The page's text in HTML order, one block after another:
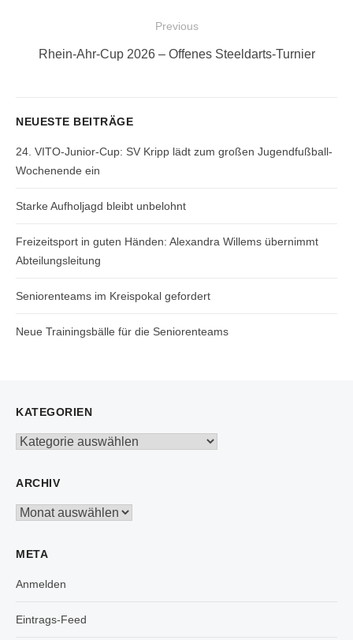
Beitragsnavigation
Previous
Previous
Rhein-Ahr-Cup 2026 – Offenes Steeldarts-Turnier
NEUESTE BEITRÄGE
24. VITO-Junior-Cup: SV Kripp lädt zum großen Jugendfußball-
Wochenende ein
Starke Aufholjagd bleibt unbelohnt
Freizeitsport in guten Händen: Alexandra Willems übernimmt
Abteilungsleitung
Seniorenteams im Kreispokal gefordert
Neue Trainingsbälle für die Seniorenteams
KATEGORIEN
Kategorien
ARCHIV
Archiv
META
Anmelden
Eintrags-Feed